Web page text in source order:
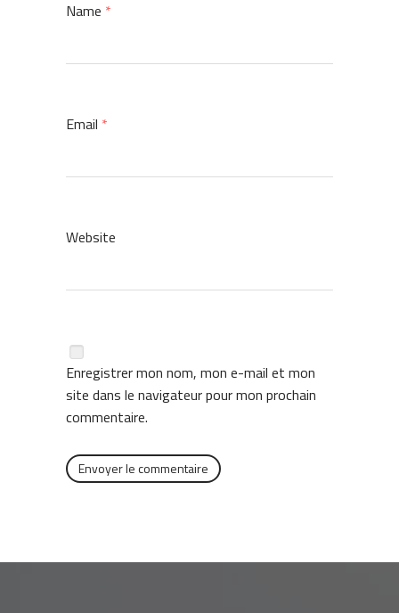
Name *
Email *
Website
Enregistrer mon nom, mon e-mail et mon
site dans le navigateur pour mon prochain
commentaire.